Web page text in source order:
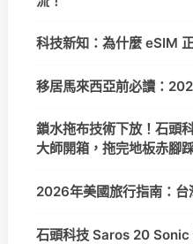
科技新知：為什麼 eSIM
移居馬來西亞前必讀：
鎖水拖布技術下放！石頭
大師開箱，拖完地板赤腳
2026年美國旅行指南：
石頭科技 Saros 20 Sonic